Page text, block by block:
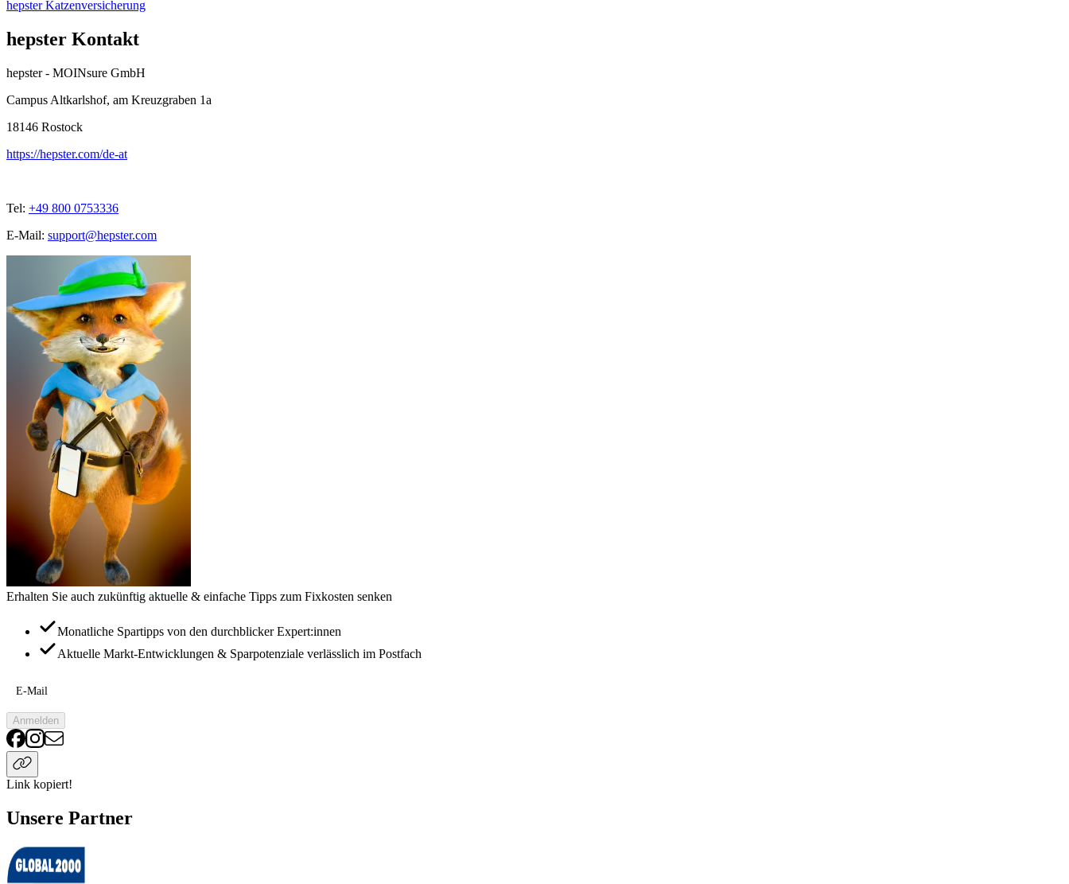
hepster Katzenversicherung
hepster Kontakt
hepster - MOINsure GmbH
Campus Altkarlshof, am Kreuzgraben 1a
18146 Rostock
https://hepster.com/de-at
Tel: +49 800 0753336
E-Mail: support@hepster.com
Erhalten Sie auch zukünftig aktuelle & einfache Tipps zum Fixkosten senken
Monatliche Spartipps von den durchblicker Expert:innen
Aktuelle Markt-Entwicklungen & Sparpotenziale verlässlich im Postfach
E-Mail
Anmelden
Link kopiert!
Unsere Partner